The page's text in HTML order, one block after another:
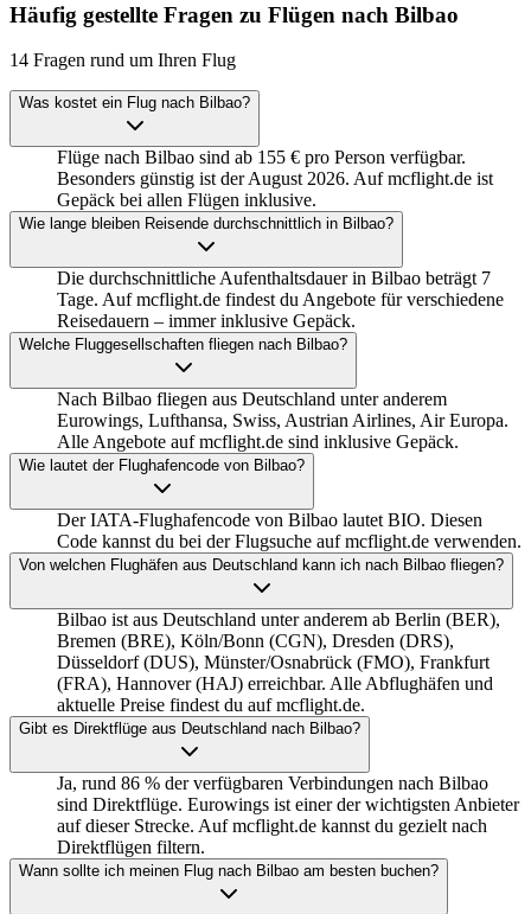
Häufig gestellte Fragen zu Flügen nach Bilbao
14 Fragen rund um Ihren Flug
Was kostet ein Flug nach Bilbao?
Flüge nach Bilbao sind ab 155 € pro Person verfügbar.
Besonders günstig ist der August 2026. Auf mcflight.de ist
Gepäck bei allen Flügen inklusive.
Wie lange bleiben Reisende durchschnittlich in Bilbao?
Die durchschnittliche Aufenthaltsdauer in Bilbao beträgt 7
Tage. Auf mcflight.de findest du Angebote für verschiedene
Reisedauern – immer inklusive Gepäck.
Welche Fluggesellschaften fliegen nach Bilbao?
Nach Bilbao fliegen aus Deutschland unter anderem
Eurowings, Lufthansa, Swiss, Austrian Airlines, Air Europa.
Alle Angebote auf mcflight.de sind inklusive Gepäck.
Wie lautet der Flughafencode von Bilbao?
Der IATA-Flughafencode von Bilbao lautet BIO. Diesen
Code kannst du bei der Flugsuche auf mcflight.de verwenden.
Von welchen Flughäfen aus Deutschland kann ich nach Bilbao fliegen?
Bilbao ist aus Deutschland unter anderem ab Berlin (BER),
Bremen (BRE), Köln/Bonn (CGN), Dresden (DRS),
Düsseldorf (DUS), Münster/Osnabrück (FMO), Frankfurt
(FRA), Hannover (HAJ) erreichbar. Alle Abflughäfen und
aktuelle Preise findest du auf mcflight.de.
Gibt es Direktflüge aus Deutschland nach Bilbao?
Ja, rund 86 % der verfügbaren Verbindungen nach Bilbao
sind Direktflüge. Eurowings ist einer der wichtigsten Anbieter
auf dieser Strecke. Auf mcflight.de kannst du gezielt nach
Direktflügen filtern.
Wann sollte ich meinen Flug nach Bilbao am besten buchen?